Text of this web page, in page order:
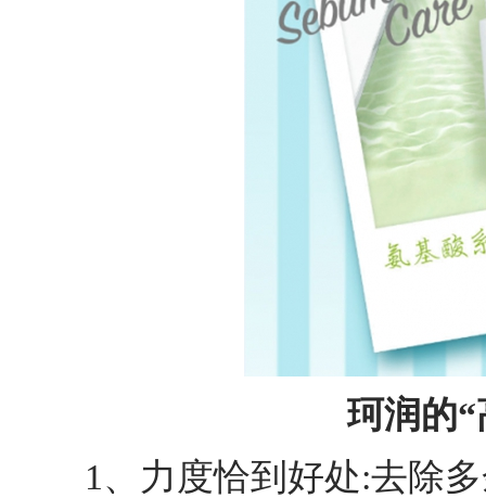
珂润的
1、力度恰到好处:去除多